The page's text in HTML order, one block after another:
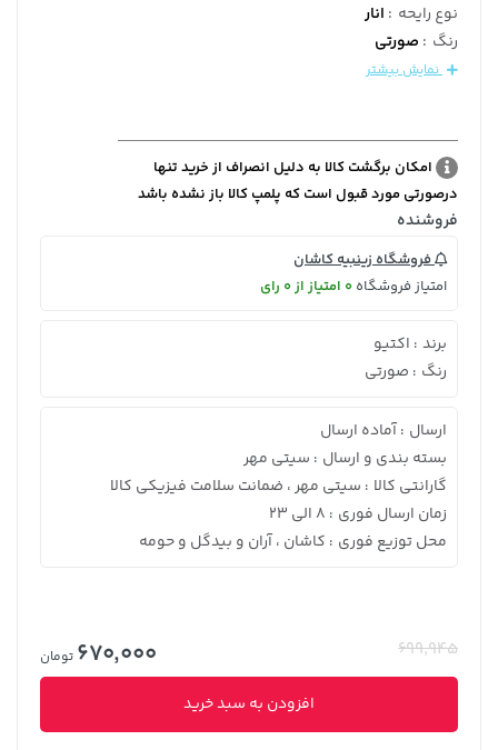
نوع رایحه : انار
رنگ : صورتی
نمایش بیشتر
امکان برگشت کالا به دلیل انصراف از خرید تنها
درصورتی مورد قبول است که پلمپ کالا باز نشده باشد
فروشنده
فروشگاه زینبیه کاشان
امتیاز فروشگاه 0 امتیاز از 0 رای
برند : اکتیو
رنگ : صورتی
ارسال : آماده ارسال
بسته بندی و ارسال : سیتی مهر
گارانتی کالا : سیتی مهر ، ضمانت سلامت فیزیکی کالا
زمان ارسال فوری : 8 الی 23
محل توزیع فوری : کاشان ، آران و بیدگل و حومه
699,945
670,000 تومان
افزودن به سبد خرید